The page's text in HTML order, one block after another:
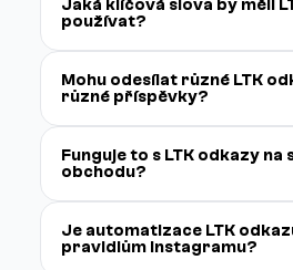
Jaká klíčová slova by měli
používat?
Mohu odesílat různé LTK
různé příspěvky?
Funguje to s LTK odkazy na
obchodu?
Je automatizace LTK
pravidlům Instagramu?